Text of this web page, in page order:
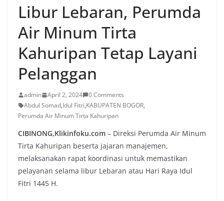
Libur Lebaran, Perumda
Air Minum Tirta
Kahuripan Tetap Layani
Pelanggan
admin April 2, 2024
0 Comments
Abdul Somad,Idul Fitri,KABUPATEN BOGOR,
Perumda Air Minum Tirta Kahuripan
CIBINONG,Klikinfoku.com – Direksi Perumda Air Minum
Tirta Kahuripan beserta jajaran manajemen,
melaksanakan rapat koordinasi untuk memastikan
pelayanan selama libur Lebaran atau Hari Raya Idul
Fitri 1445 H.